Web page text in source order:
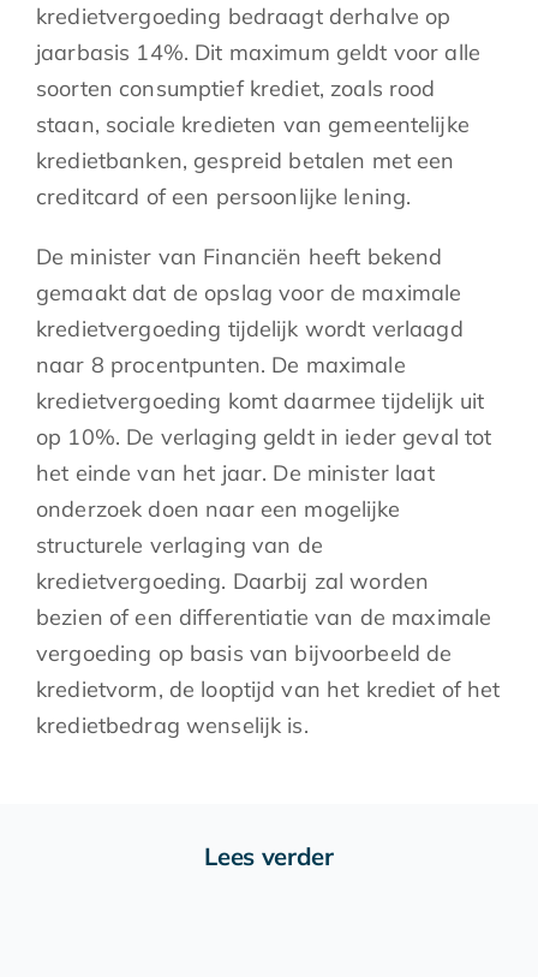
kredietvergoeding bedraagt derhalve op
jaarbasis 14%. Dit maximum geldt voor alle
soorten consumptief krediet, zoals rood
staan, sociale kredieten van gemeentelijke
kredietbanken, gespreid betalen met een
creditcard of een persoonlijke lening.
De minister van Financiën heeft bekend
gemaakt dat de opslag voor de maximale
kredietvergoeding tijdelijk wordt verlaagd
naar 8 procentpunten. De maximale
kredietvergoeding komt daarmee tijdelijk uit
op 10%. De verlaging geldt in ieder geval tot
het einde van het jaar. De minister laat
onderzoek doen naar een mogelijke
structurele verlaging van de
kredietvergoeding. Daarbij zal worden
bezien of een differentiatie van de maximale
vergoeding op basis van bijvoorbeeld de
kredietvorm, de looptijd van het krediet of het
kredietbedrag wenselijk is.
Lees verder